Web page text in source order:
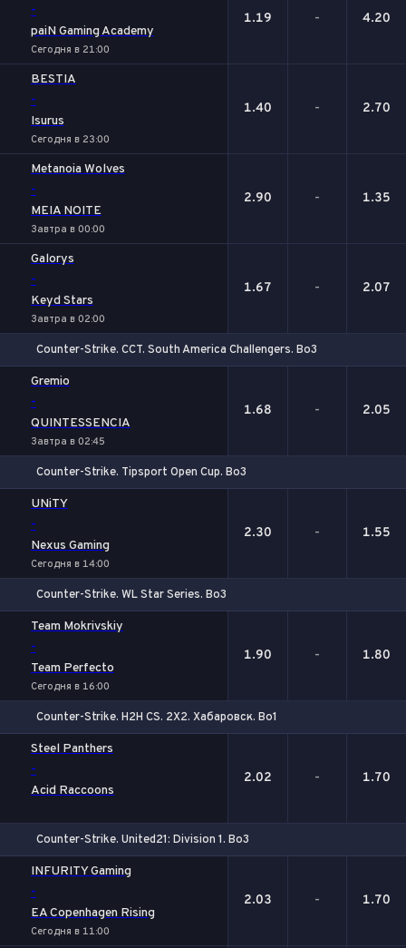
-
paiN Gaming Academy
Сегодня в 21:00
1.19 - 4.20
BESTIA
-
Isurus
Сегодня в 23:00
1.40 - 2.70
Metanoia Wolves
-
MEIA NOITE
Завтра в 00:00
2.90 - 1.35
Galorys
-
Keyd Stars
Завтра в 02:00
1.67 - 2.07
Counter-Strike. CCT. South America Challengers. Bo3
Gremio
-
QUINTESSENCIA
Завтра в 02:45
1.68 - 2.05
Counter-Strike. Tipsport Open Cup. Bo3
UNiTY
-
Nexus Gaming
Сегодня в 14:00
2.30 - 1.55
Counter-Strike. WL Star Series. Bo3
Team Mokrivskiy
-
Team Perfecto
Сегодня в 16:00
1.90 - 1.80
Counter-Strike. H2H CS. 2X2. Хабаровск. Bo1
Steel Panthers
-
Acid Raccoons
2.02 - 1.70
Counter-Strike. United21: Division 1. Bo3
INFURITY Gaming
-
EA Copenhagen Rising
Сегодня в 11:00
2.03 - 1.70